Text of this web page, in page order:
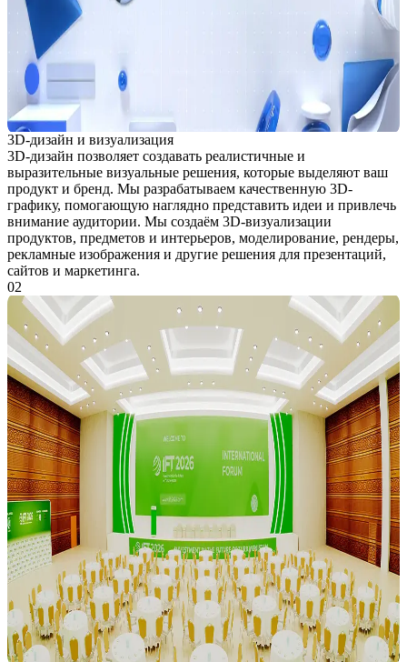
3D-дизайн и визуализация
3D-дизайн позволяет создавать реалистичные и
выразительные визуальные решения, которые выделяют ваш
продукт и бренд. Мы разрабатываем качественную 3D-
графику, помогающую наглядно представить идеи и привлечь
внимание аудитории. Мы создаём 3D-визуализации
продуктов, предметов и интерьеров, моделирование, рендеры,
рекламные изображения и другие решения для презентаций,
сайтов и маркетинга.
02